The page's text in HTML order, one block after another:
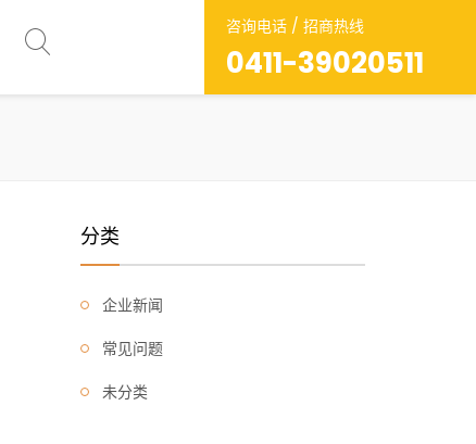
咨询电话 / 招商热线
0411-39020511
分类
企业新闻
常见问题
未分类